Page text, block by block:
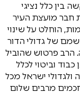
בין כלל נציגי
חבר מועצת העיר
הוחלט על שינוי
שמם של גדולי הדור
הרב פרטוש שהוביל
וביטוי לכלל
ולגדולי ישראל מכל
מרבים שלום